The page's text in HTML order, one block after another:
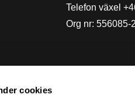
cookies
Telefon växel
Org nr: 556085-